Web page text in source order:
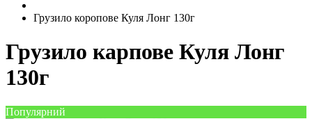
Грузило коропове Куля Лонг 130г
Грузило карпове Куля Лонг
130г
Популярний